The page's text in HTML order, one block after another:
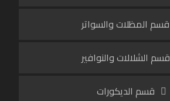
قسم المظلات والسواتر
قسم الشلالات والنوافير
قسم الديكورات